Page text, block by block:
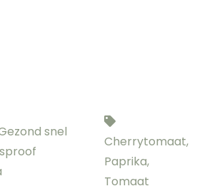
snel
Cherrytomaat,
Paprika,
Tomaat